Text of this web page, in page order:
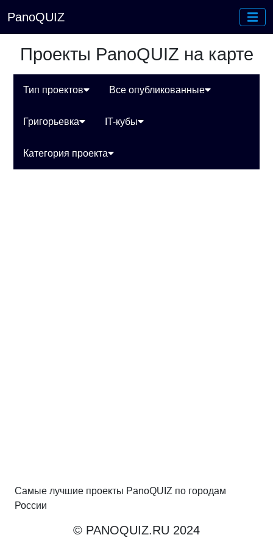
PanoQUIZ
Проекты PanoQUIZ на карте
Тип проектов Все опубликованные
Григорьевка IT-кубы
Категория проекта
Самые лучшие проекты PanoQUIZ по городам
России
© PANOQUIZ.RU 2024